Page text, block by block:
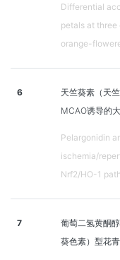
Differential
petals at
orange-
6
天竺葵素（天
MCAO诱导的
Pelargonidin
ischemia/
Nrf2/HO-1
7
葡萄二氢黄酮
葵色素）型花青